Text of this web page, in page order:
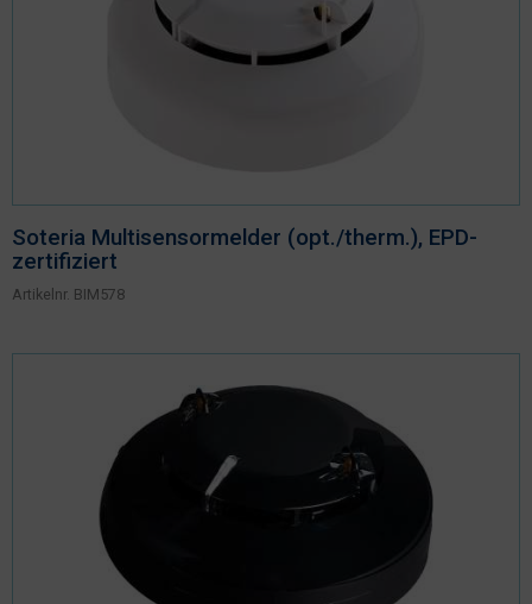
Soteria Multisensormelder (opt./therm.), EPD-
zertifiziert
Artikelnr. BIM578